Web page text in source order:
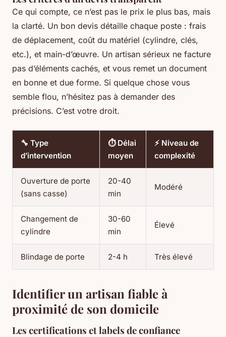
Ce qui compte, ce n’est pas le prix le plus bas, mais
la clarté. Un bon devis détaille chaque poste : frais
de déplacement, coût du matériel (cylindre, clés,
etc.), et main-d’œuvre. Un artisan sérieux ne facture
pas d’éléments cachés, et vous remet un document
en bonne et due forme. Si quelque chose vous
semble flou, n’hésitez pas à demander des
précisions. C’est votre droit.
🔧 Type
d’intervention
⏱ Délai
moyen
⚡ Niveau de
complexité
Ouverture de porte
(sans casse)
20-40
min
Modéré
Changement de
cylindre
30-60
min
Élevé
Blindage de porte 2-4 h Très élevé
Identifier un artisan fiable à
proximité de son domicile
Les certifications et labels de confiance